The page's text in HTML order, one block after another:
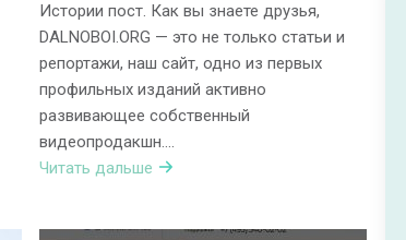
Истории пост. Как вы знаете друзья,
DALNOBOI.ORG — это не только статьи и
репортажи, наш сайт, одно из первых
профильных изданий активно
развивающее собственный
видеопродакшн….
Читать дальше